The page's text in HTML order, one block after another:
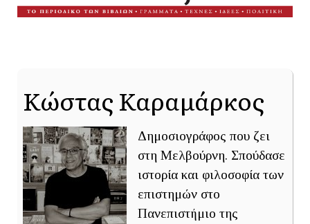
Κώστας Καραμάρκος
Δημοσιογράφος που ζει
στη Μελβούρνη. Σπούδασε
ιστορία και φιλοσοφία των
επιστημών στο
Πανεπιστήμιο της